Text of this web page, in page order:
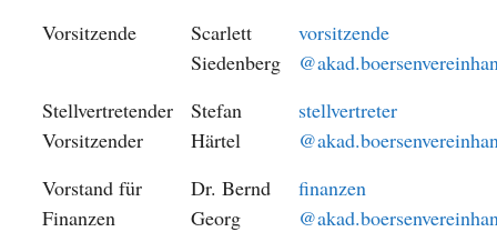
Vorsitzende
Scarlett
Siedenberg
vorsitzende
Stellvertretender
Vorsitzender
Stefan
Härtel
stellvertreter
Vorstand für
Finanzen
Dr. Bernd
Georg
finanzen